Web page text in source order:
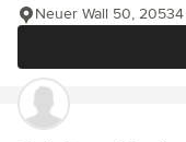
Neuer Wall 50,